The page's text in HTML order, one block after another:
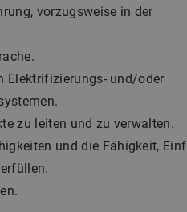
vorzugsweise in der
Elektrifizierungs- und/oder
zu leiten und zu verwalten.
und die Fähigkeit,